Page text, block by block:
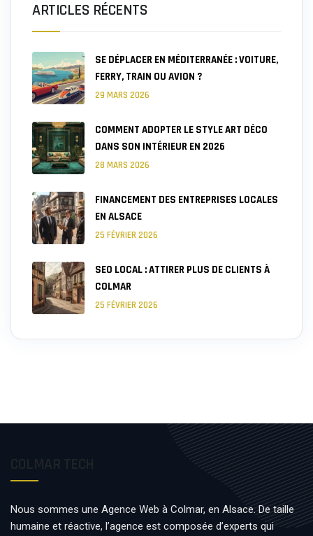
ARTICLES RÉCENTS
SE DÉPLACER EN MÉDITERRANÉE : VOITURE,
FERRY, TRAIN OU AVION ?
29 MARS 2026
COMMENT ADOPTER LE STYLE ART DÉCO
DANS SON INTÉRIEUR EN 2026
28 MARS 2026
FINANCEMENT DES ENTREPRISES LOCALES
EN ALSACE
25 FÉVRIER 2026
SEO LOCAL : ATTIRER PLUS DE CLIENTS À
COLMAR
25 FÉVRIER 2026
Nous sommes une Agence Web à Colmar, en Alsace. De taille
humaine et réactive, l’agence est composée d’experts qui